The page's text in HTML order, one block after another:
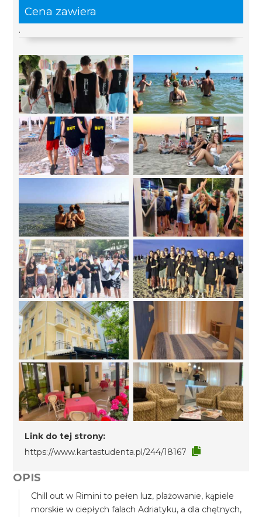
Cena zawiera
.
Link do tej strony:
https://www.kartastudenta.pl/244/18167
OPIS
Chill out w Rimini to pełen luz, plażowanie, kąpiele
morskie w ciepłych falach Adriatyku, a dla chętnych,